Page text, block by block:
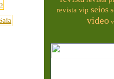
revista vip seios
video